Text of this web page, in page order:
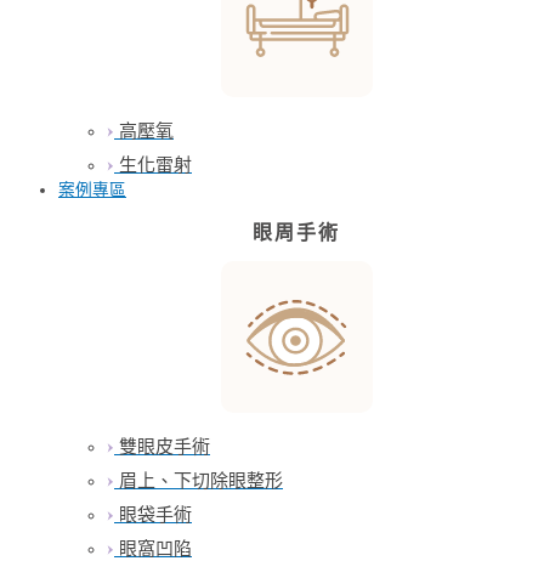
高壓氧
生化雷射
案例專區
眼周手術
雙眼皮手術
眉上、下切除眼整形
眼袋手術
眼窩凹陷